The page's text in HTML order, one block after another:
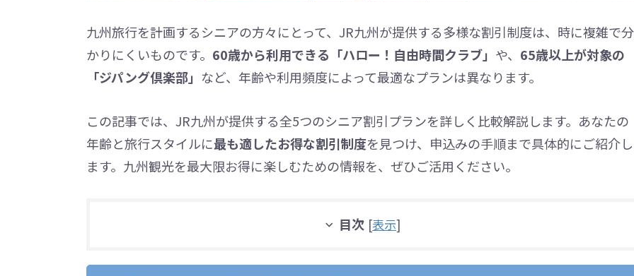
九州旅行を計画するシニアの方々にとって、JR九州が提供する多様な割引制度は、時に複雑で分
かりにくいものです。 60歳から利用できる「ハロー！自由時間クラブ」 や、 65歳以上が対象の
「ジパング倶楽部」 など、年齢や利用頻度によって最適なプランは異なります。
この記事では、JR九州が提供する全5つのシニア割引プランを詳しく比較解説します。あなたの
年齢と旅行スタイルに最も適したお得な割引制度を見つけ、申込みの手順まで具体的にご紹介し
ます。九州観光を最大限お得に楽しむための情報を、ぜひご活用ください。
目次 [表示]